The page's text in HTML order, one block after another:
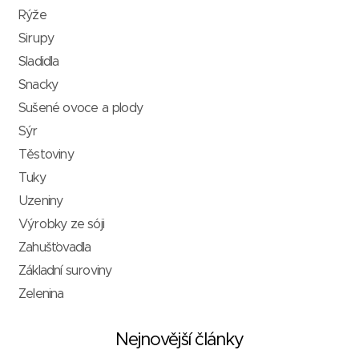
Rýže
Sirupy
Sladidla
Snacky
Sušené ovoce a plody
Sýr
Těstoviny
Tuky
Uzeniny
Výrobky ze sóji
Zahušťovadla
Základní suroviny
Zelenina
Nejnovější články